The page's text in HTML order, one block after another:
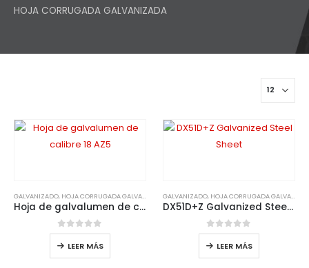
HOJA CORRUGADA GALVANIZADA
GALVANIZADO, HOJA CORRUGADA GALVANIZADA
Hoja de galvalumen de calibre 18 AZ5
0de 5
LEER MÁS
GALVANIZADO, HOJA CORRUGADA GALVANIZADA
DX51D+Z Galvanized Steel Sheet
0de 5
LEER MÁS